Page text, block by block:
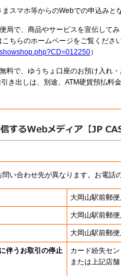
スマホ等からのWebでの申込みと
局で、商品やサービスを宣伝して
ちらのホームページをご覧くださ
）
料で、ゆうちょ口座のお預け入れ
き出しは、別途、ATM硬貨預払料
い合わせ先が異なります。お電話
大岡山駅前郵
大岡山駅前郵
大岡山駅前郵
伴うお取引の停止
カード紛失セ
または上記店舗